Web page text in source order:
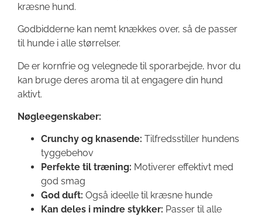
kræsne hund.
Godbidderne kan nemt knækkes over, så de passer
til hunde i alle størrelser.
De er kornfrie og velegnede til sporarbejde, hvor du
kan bruge deres aroma til at engagere din hund
aktivt.
Nøgleegenskaber:
Crunchy og knasende: Tilfredsstiller hundens
tyggebehov
Perfekte til træning: Motiverer effektivt med
god smag
God duft: Også ideelle til kræsne hunde
Kan deles i mindre stykker: Passer til alle